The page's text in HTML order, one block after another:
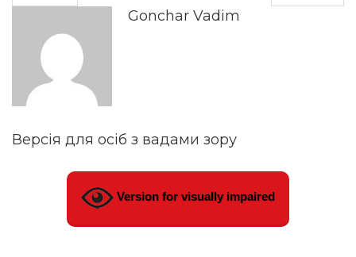
Gonchar Vadim
Версія для осіб з вадами зору
Version for visually impaired